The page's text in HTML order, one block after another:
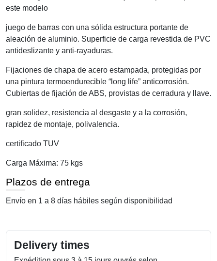
este modelo
juego de barras con una sólida estructura portante de
aleación de aluminio. Superficie de carga revestida de PVC
antideslizante y anti-rayaduras.
Fijaciones de chapa de acero estampada, protegidas por
una pintura termoendurecible “long life” anticorrosión.
Cubiertas de fijación de ABS, provistas de cerradura y llave.
gran solidez, resistencia al desgaste y a la corrosión,
rapidez de montaje, polivalencia.
certificado TUV
Carga Máxima: 75 kgs
Plazos de entrega
Envío en 1 a 8 días hábiles según disponibilidad
Delivery times